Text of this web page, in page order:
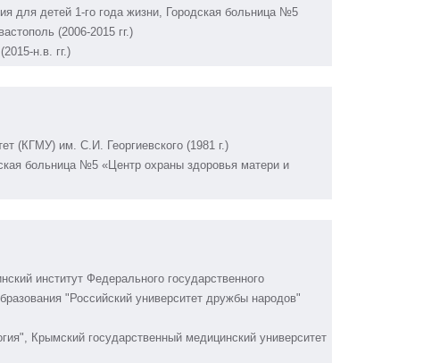
для детей 1-го года жизни, Городская больница №5
(2006-2015 гг.)
н.в. гг.)
(КГМУ) им. С.И. Георгиевского (1981 г.)
больница №5 «Центр охраны здоровья матери и
институт Федерального государственного
"Российский университет дружбы народов"
Крымский государственный медицинский университет